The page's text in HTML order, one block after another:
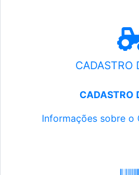
CADASTRO
CADASTRO
Informações sobre o